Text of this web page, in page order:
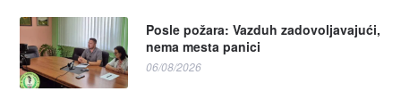
Posle požara: Vazduh zadovoljavajući,
nema mesta panici
06/08/2026